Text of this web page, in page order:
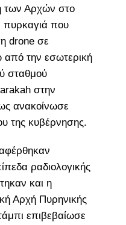
των Αρχών στο
πυρκαγιά που
drone σε
από την εσωτερική
σταθμού
στην
ανακοίνωσε
της κυβέρνησης.
ραδιολογικής
και η
Αρχή Πυρηνικής
επιβεβαίωσε